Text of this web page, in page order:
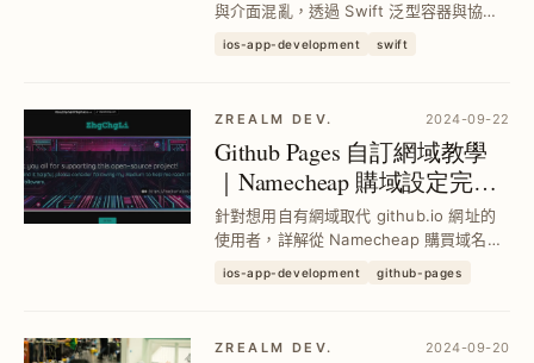
與介面混亂，透過 Swift 泛型容器與協議
有效區隔自訂與原生 API，提升專案模組
ios-app-development swift
ZREALM DEV. 2024-09-22
Github Pages 自訂網域教學
｜Namecheap 購域設定完整
流程與部署指引
針對想用自有網域取代 github.io 網址的
使用者，詳解從 Namecheap 購買域名、
步驟，解決無法自訂網址痛點，成功打造
ios-app-development github-pages
ZREALM DEV. 2024-09-20